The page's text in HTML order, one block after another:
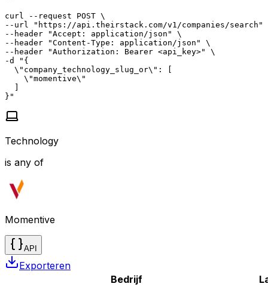
curl --request POST \
--url "https://api.theirstack.com/v1/companies/search"
--header "Accept: application/json" \
--header "Content-Type: application/json" \
--header "Authorization: Bearer <api_key>" \
-d "{
  \"company_technology_slug_or\": [
    \"momentive\"
  ]
}"
Technology
is any of
Momentive
API
Exporteren
Bedrijf